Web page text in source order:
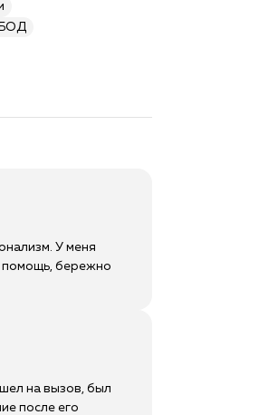
У меня
помощь, бережно
на вызов, был
после его